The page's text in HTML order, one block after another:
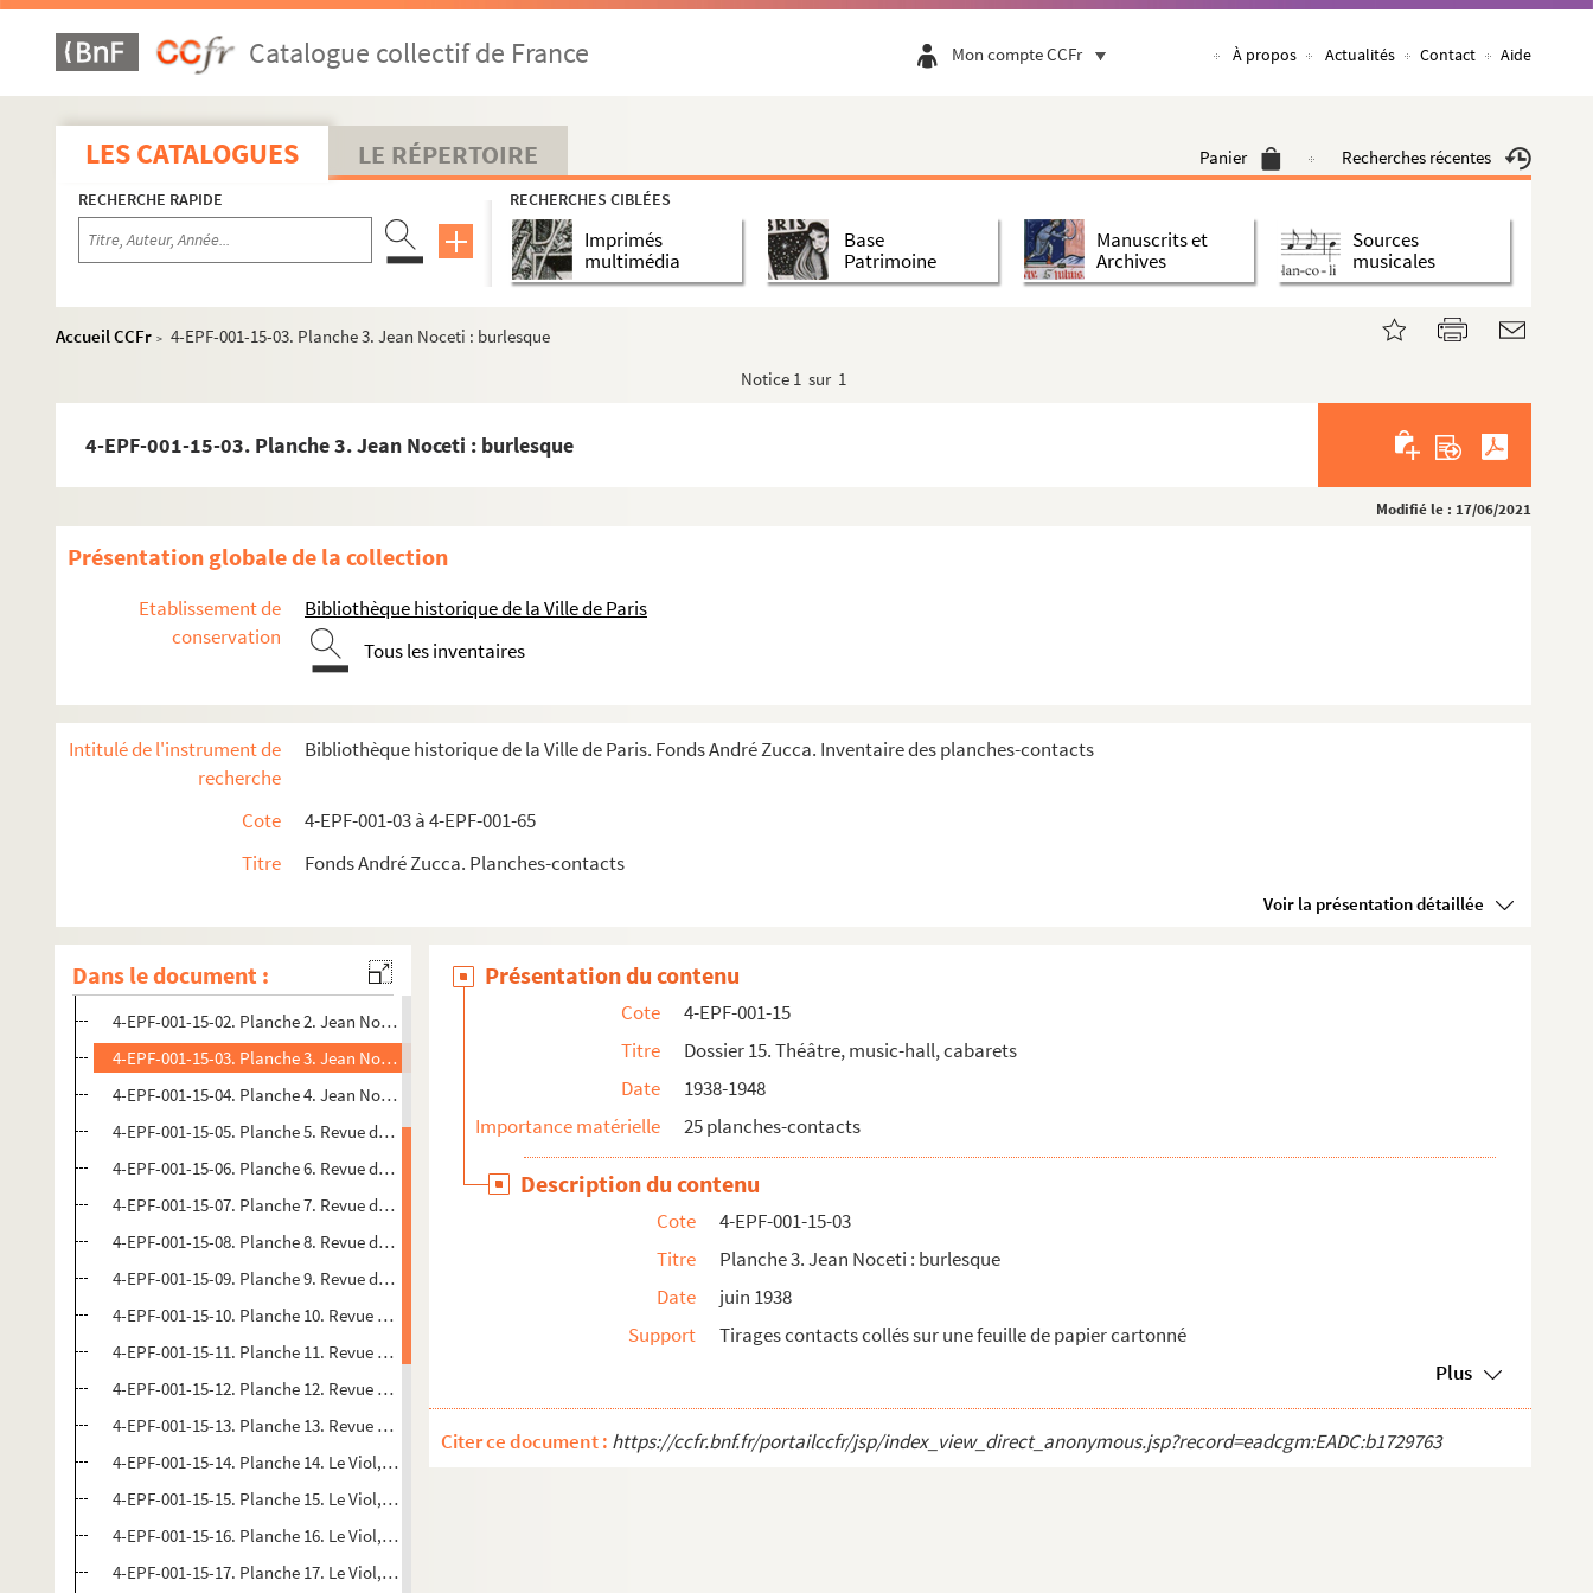
Catalogue collectif de France Mon compte CCFr À propos Actualités Contact Aide
LES CATALOGUES LE RÉPERTOIRE Panier Recherches récentes
RECHERCHE RAPIDE RECHERCHES CIBLÉES
Imprimés
multimédia
Base
Patrimoine
Manuscrits et
Archives
Sources
musicales
Accueil CCFr > 4-EPF-001-15-03. Planche 3. Jean Noceti : burlesque
Notice 1 sur 1
4-EPF-001-15-03. Planche 3. Jean Noceti : burlesque
Modifié le : 17/06/2021
Présentation globale de la collection
Etablissement de
conservation
Bibliothèque historique de la Ville de Paris
Tous les inventaires
Intitulé de l'instrument de
recherche
Bibliothèque historique de la Ville de Paris. Fonds André Zucca. Inventaire des planches-contacts
Cote
4-EPF-001-03 à 4-EPF-001-65
Titre
Fonds André Zucca. Planches-contacts
Voir la présentation détaillée
Dans le document :
4-EPF-001-05. Dossier 5. L'enfance à travers le monde
4-EPF-001-06. Dossier 6. Compositions féminines et masculins
4-EPF-001-07. Dossier 7. Manifestations sociales, politiques, militaires, artistiques. 1940-1944
4-EPF-001-09. Dossier 9. Manifestations sociales, politiques, militaires, artistiques depuis 1944
4-EPF-001-10. Dossier 10. Documentation sur le maréchal Pétain
4-EPF-001-12. Dossier 12. Figures et attitudes de danse
4-EPF-001-13. Dossier 13. Figures et attitudes de danse
4-EPF-001-15. Dossier 15. Théâtre, music-hall, cabarets
4-EPF-001-15-01. Planche 1. Jean Noceti : étude de masque de Paganini
4-EPF-001-15-02. Planche 2. Jean Noceti : Attitudes violonistiques sur Paganini
4-EPF-001-15-03. Planche 3. Jean Noceti : burlesque
4-EPF-001-15-04. Planche 4. Jean Noceti : Jean Noceti and Partner, burlesque tzigane
4-EPF-001-15-05. Planche 5. Revue de Rip, théâtre Michel, 1941
4-EPF-001-15-06. Planche 6. Revue de Rip, théâtre Michel, 1941
4-EPF-001-15-07. Planche 7. Revue de Rip, théâtre Michel, 1941
4-EPF-001-15-08. Planche 8. Revue de Rip, théâtre Michel, 1941
4-EPF-001-15-09. Planche 9. Revue de Rip, théâtre Michel, 1941
4-EPF-001-15-10. Planche 10. Revue de Rip, théâtre Michel, 1941
4-EPF-001-15-11. Planche 11. Revue de Rip, théâtre Michel, 1941
4-EPF-001-15-12. Planche 12. Revue de Rip, théâtre Michel, 1941
4-EPF-001-15-13. Planche 13. Revue de Rip, théâtre Michel, 1941
4-EPF-001-15-14. Planche 14. Le Viol, spectacle du Grand Guignol, décembre 1937 - janvier 1938
4-EPF-001-15-15. Planche 15. Le Viol, spectacle du Grand Guignol, juillet 1938
4-EPF-001-15-16. Planche 16. Le Viol, spectacle du Grand Guignol, juillet 1938
4-EPF-001-15-17. Planche 17. Le Viol, spectacle du Grand Guignol, juillet 1938
Présentation du contenu
Cote
4-EPF-001-15
Titre
Dossier 15. Théâtre, music-hall, cabarets
Date
1938-1948
Importance matérielle
25 planches-contacts
Description du contenu
Cote
4-EPF-001-15-03
Titre
Planche 3. Jean Noceti : burlesque
Date
juin 1938
Support
Tirages contacts collés sur une feuille de papier cartonné
Plus
Citer ce document : https://ccfr.bnf.fr/portailccfr/jsp/index_view_direct_anonymous.jsp?record=eadcgm:EADC:b1729763